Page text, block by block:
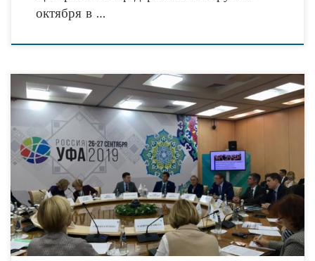
октября в …
Благовещенский арматурный завод (АО «БАЗ», входит в состав Объединенной
металлургической компании, АО «ОМК») представил опыт реализации
программы по развитию социального предпринимательства «Начни свое дело»